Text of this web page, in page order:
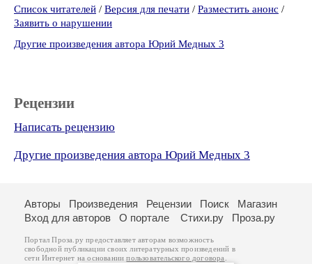
Список читателей / Версия для печати / Разместить анонс /
Заявить о нарушении
Другие произведения автора Юрий Медных 3
Рецензии
Написать рецензию
Другие произведения автора Юрий Медных 3
Авторы Произведения Рецензии Поиск
Магазин
Вход для авторов
О портале Стихи.ру Проза.ру
Портал Проза.ру предоставляет авторам возможность
свободной публикации своих литературных произведений в
сети Интернет на основаниипользовательского договора